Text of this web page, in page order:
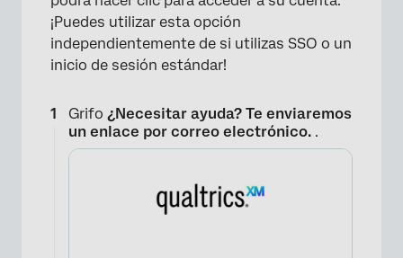
¡Puedes utilizar esta opción
independientemente de si utilizas SSO o un
inicio de sesión estándar!
Grifo ¿Necesitar ayuda? Te enviaremos
un enlace por correo electrónico. .